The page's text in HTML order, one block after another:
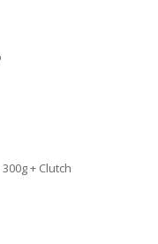
+ Clutch